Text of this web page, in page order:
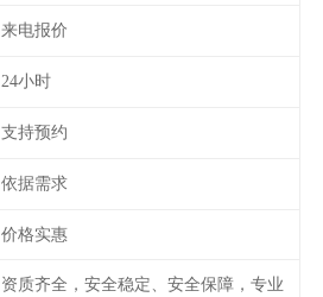
来电报价
24小时
支持预约
依据需求
价格实惠
资质齐全，安全稳定、安全保障，专业